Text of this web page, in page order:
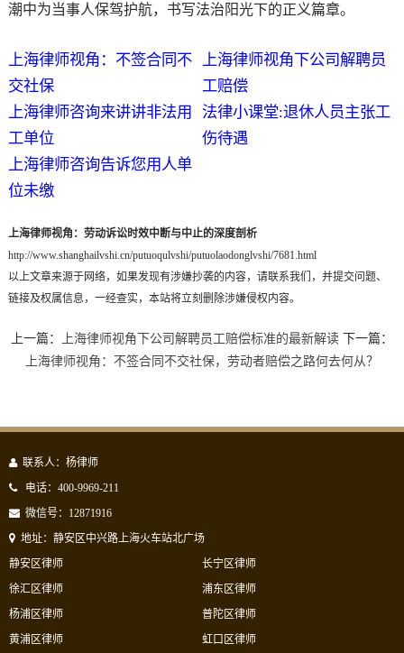
潮中为当事人保驾护航，书写法治阳光下的正义篇章。
上海律师视角：不签合同不
交社保
上海律师视角下公司解聘员
工赔偿
上海律师咨询来讲讲非法用
工单位
法律小课堂:退休人员主张工
伤待遇
上海律师咨询告诉您用人单
位未缴
上海律师视角：劳动诉讼时效中断与中止的深度剖析
http://www.shanghailvshi.cn/putuoqulvshi/putuolaodonglvshi/7681.html
以上文章来源于网络，如果发现有涉嫌抄袭的内容，请联系我们，并提交问题、
链接及权属信息，一经查实，本站将立刻删除涉嫌侵权内容。
上一篇： 上海律师视角下公司解聘员工赔偿标准的最新解读下一篇：
上海律师视角：不签合同不交社保，劳动者赔偿之路何去何从？
联系人：杨律师
电话：400-9969-211
微信号：12871916
地址：静安区中兴路上海火车站北广场
静安区律师
徐汇区律师
杨浦区律师
黄浦区律师
长宁区律师
浦东区律师
普陀区律师
虹口区律师